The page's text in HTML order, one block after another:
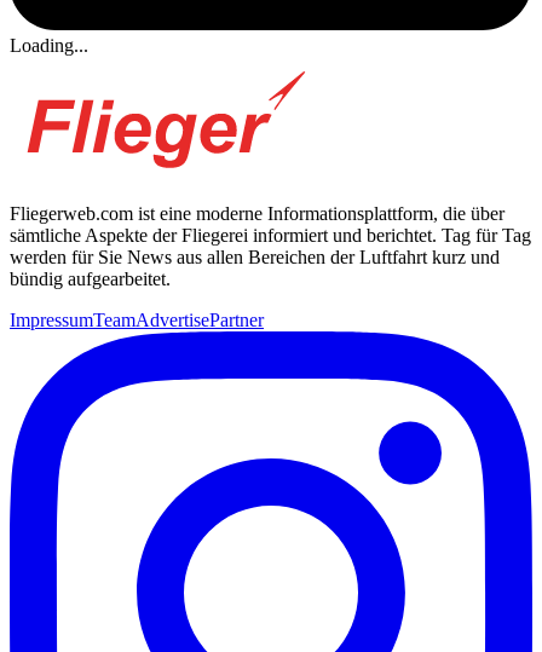
Loading...
Fliegerweb.com ist eine moderne Informationsplattform, die über
sämtliche Aspekte der Fliegerei informiert und berichtet. Tag für Tag
werden für Sie News aus allen Bereichen der Luftfahrt kurz und
bündig aufgearbeitet.
ImpressumTeamAdvertisePartner